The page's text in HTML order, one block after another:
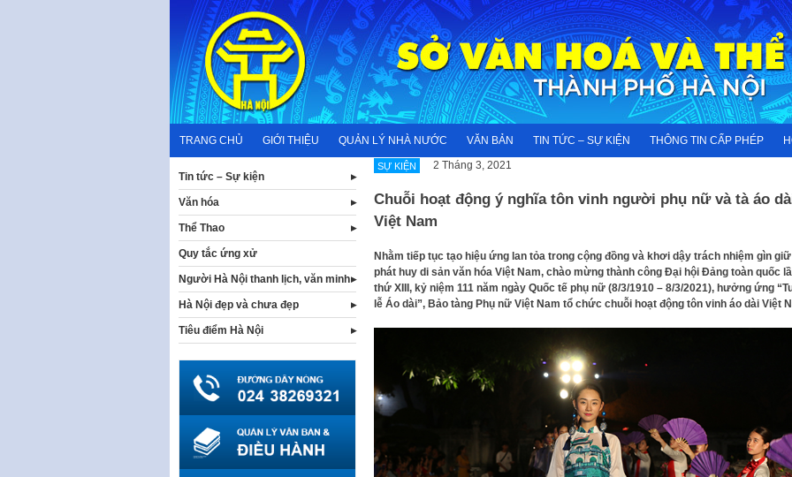
content
TRANG CHỦ GIỚI THIỆU QUẢN LÝ NHÀ NƯỚC VĂN BẢN TIN TỨC – SỰ KIỆN THÔNG TIN CẤP PHÉP
SỰ KIỆN 2 Tháng 3, 2021
Chuỗi hoạt động ý nghĩa tôn vinh người phụ nữ và tà áo
Việt Nam
Nhằm tiếp tục tạo hiệu ứng lan tỏa trong cộng đồng và khơi dậy trách nhiệm gìn
phát huy di sản văn hóa Việt Nam, chào mừng thành công Đại hội Đảng toàn quốc
thứ XIII, kỷ niệm 111 năm ngày Quốc tế phụ nữ (8/3/1910 – 8/3/2021), hưởng ứng
lễ Áo dài”, Bảo tàng Phụ nữ Việt Nam tổ chức chuỗi hoạt động tôn vinh áo dài Việt
Tin tức – Sự kiện
Văn hóa
Thể Thao
Quy tắc ứng xử
Người Hà Nội thanh lịch, văn minh
Hà Nội đẹp và chưa đẹp
Tiêu điểm Hà Nội